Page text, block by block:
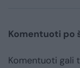
Komentuoti po
Komentuoti gali